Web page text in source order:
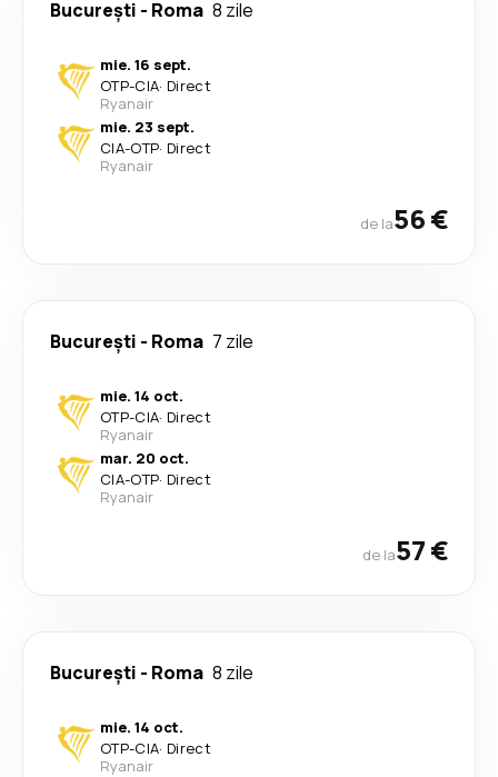
București - Roma 8 zile
mie. 16 sept.
OTP-CIA· Direct
Ryanair
mie. 23 sept.
CIA-OTP· Direct
Ryanair
de la56 €
București - Roma 7 zile
mie. 14 oct.
OTP-CIA· Direct
Ryanair
mar. 20 oct.
CIA-OTP· Direct
Ryanair
de la57 €
București - Roma 8 zile
mie. 14 oct.
OTP-CIA· Direct
Ryanair